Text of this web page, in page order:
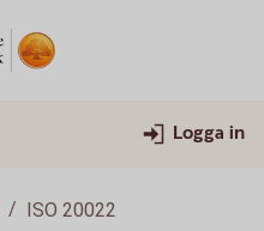
Logga in
ISO 20022